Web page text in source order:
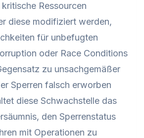
Ressourcen
diese modifiziert werden,
für unbefugten
oder Race Conditions
zu unsachgemäßer
Sperren falsch erworben
diese Schwachstelle das
den Sperrenstatus
mit Operationen zu